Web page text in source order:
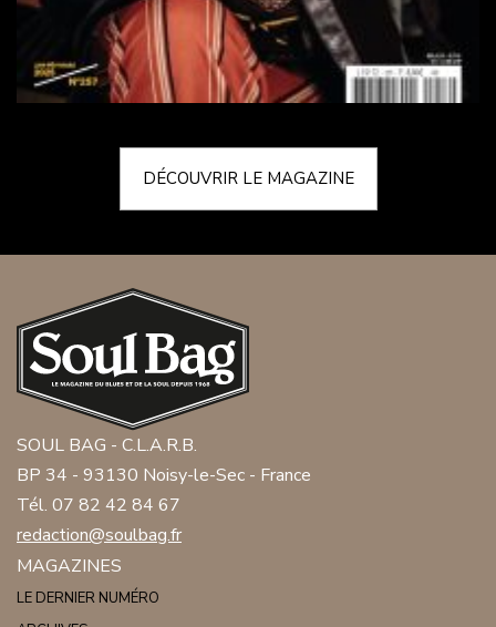
DÉCOUVRIR LE MAGAZINE
SOUL BAG - C.L.A.R.B.
BP 34 - 93130 Noisy-le-Sec - France
Tél. 07 82 42 84 67
redaction@soulbag.fr
MAGAZINES
LE DERNIER NUMÉRO